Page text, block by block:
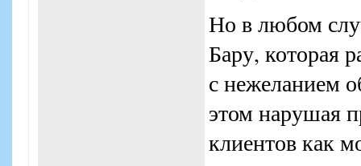
Но в любом
Бару, которая
с нежеланием
этом нарушая
клиентов как